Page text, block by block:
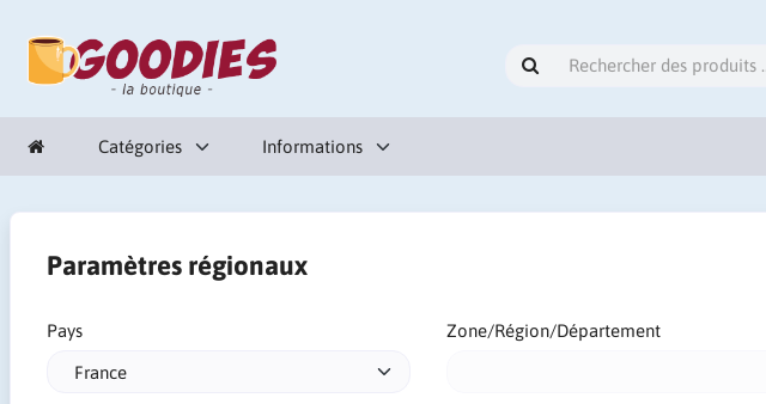
Catégories Informations
Paramètres régionaux
Pays Zone/Région/Département